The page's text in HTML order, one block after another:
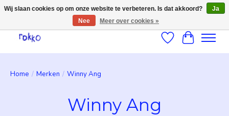
Verlanglijst
Home / Merken / Winny Ang
Winny Ang
Wij slaan cookies op om onze website te verbeteren. Is dat akkoord?
Ja
Nee
Meer over cookies »